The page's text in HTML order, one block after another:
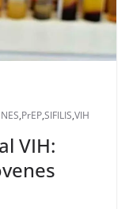
,PrEP,SIFILIS,VIH
VIH: